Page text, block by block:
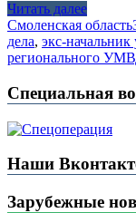
Читать далее
Смоленская область
дела, экс-
регионального
Специальная
Наши
Зарубежные